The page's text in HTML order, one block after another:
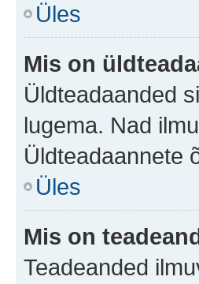
Üles
Mis on
Üldteadaanded
lugema. Nad
Üldteadaannete
Üles
Mis on
Teadeanded